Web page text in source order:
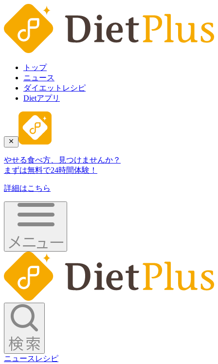
トップ
ニュース
ダイエットレシピ
Dietアプリ
やせる食べ方、見つけませんか？
まずは無料で24時間体験！
詳細はこちら
ニュース レシピ